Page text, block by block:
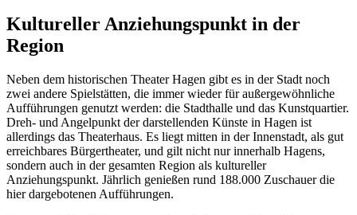
Kultureller Anziehungspunkt in der
Region
Neben dem historischen Theater Hagen gibt es in der Stadt noch
zwei andere Spielstätten, die immer wieder für außergewöhnliche
Aufführungen genutzt werden: die Stadthalle und das Kunstquartier.
Dreh- und Angelpunkt der darstellenden Künste in Hagen ist
allerdings das Theaterhaus. Es liegt mitten in der Innenstadt, als gut
erreichbares Bürgertheater, und gilt nicht nur innerhalb Hagens,
sondern auch in der gesamten Region als kultureller
Anziehungspunkt. Jährlich genießen rund 188.000 Zuschauer die
hier dargebotenen Aufführungen.